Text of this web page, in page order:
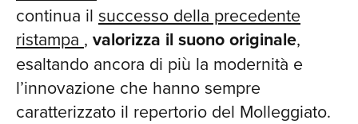
continua il successo della precedente
ristampa , valorizza il suono originale,
esaltando ancora di più la modernità e
l’innovazione che hanno sempre
caratterizzato il repertorio del Molleggiato​.